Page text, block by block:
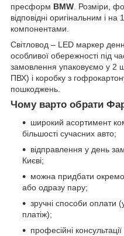
пресформ BMW. Розміри,
відповідні оригінальним і на
компонентами.
Світловод – LED маркер
особливої обережності під
замовлення упаковуємо у 2
ПВХ) і коробку з
пошкоджень.
Чому варто обрати
широкий асортимент
більшості сучасних авто;
відправлення у день
Києві;
можна придбати окремо
або одразу пару;
зручні способи оплати
платіж);
професійні